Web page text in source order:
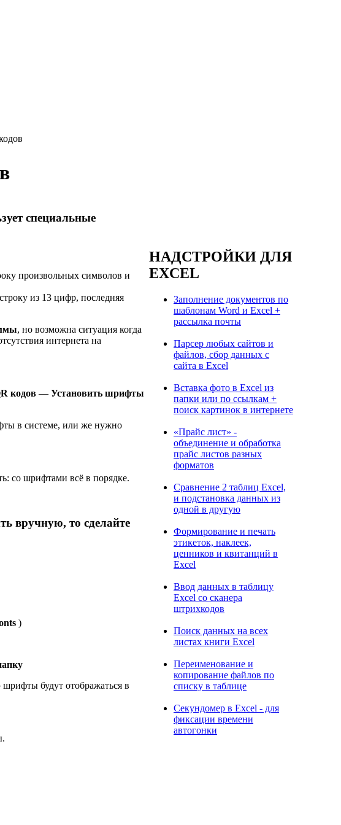
специальные
произвольных символов и
из 13 цифр, последняя
, но возможна ситуация когда
интернета на
кодов — Установить шрифты
в системе, или же нужно
со шрифтами всё в порядке.
вручную, то сделайте
)
будут отображаться в
НАДСТРОЙКИ ДЛЯ
EXCEL
Заполнение документов по
шаблонам Word и Excel +
рассылка почты
Парсер любых сайтов и
файлов, сбор данных с
сайта в Excel
Вставка фото в Excel из
папки или по ссылкам +
поиск картинок в интернете
«Прайс лист» -
объединение и обработка
прайс листов разных
форматов
Сравнение 2 таблиц Excel,
и подстановка данных из
одной в другую
Формирование и печать
этикеток, наклеек,
ценников и квитанций в
Excel
Ввод данных в таблицу
Excel со сканера
штрихкодов
Поиск данных на всех
листах книги Excel
Переименование и
копирование файлов по
списку в таблице
Секундомер в Excel - для
фиксации времени
автогонки